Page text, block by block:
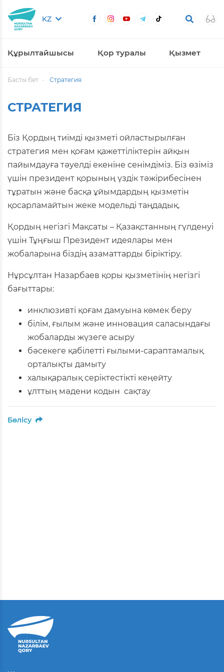
KZ
Құрылтайшысы Қор туралы Қызмет
Басты бет Стратегия
СТРАТЕГИЯ
Біз Қордың тиімді қызметі ойластырылған
стратегия мен қоғам қажеттіліктерін айқын
пайымдауға тәуелді екеніне сенімдіміз. Біз өзіміз
үшін президент қорының үздік тәжірибесінен
тұратын және басқа ұйымдардың қызметін
қосарламайтын жеке модельді таңдадық.
Қордың негізгі Мақсаты – Қазақстанның гүлденуі
үшін Тұңғыш Президент идеялары мен
жобаларына біздің азаматтарды біріктіру.
Нұрсұлтан Назарбаев қоры қызметінің негізгі
бағыттары:
инклюзивті қоғам дамуына көмек беру
білім, ғылым және инновация саласындағы
жобаларды жүзеге асыру
бәсекеге қабілетті ғылыми-сараптамалық
орталықты дамыту
халықаралық серіктестікті кеңейту
ұлттың мәдени кодын сақтау
Бөлісу